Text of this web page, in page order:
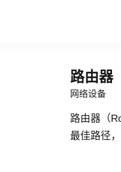
路由器
网络设备
路由器（
最佳路径